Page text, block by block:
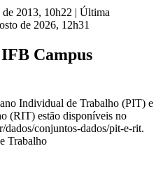
2013, 10h22 | Última
de 2026, 12h31
Campus
Individual de Trabalho (PIT) e
(RIT) estão disponíveis no
conjuntos-dados/pit-e-rit.
Trabalho